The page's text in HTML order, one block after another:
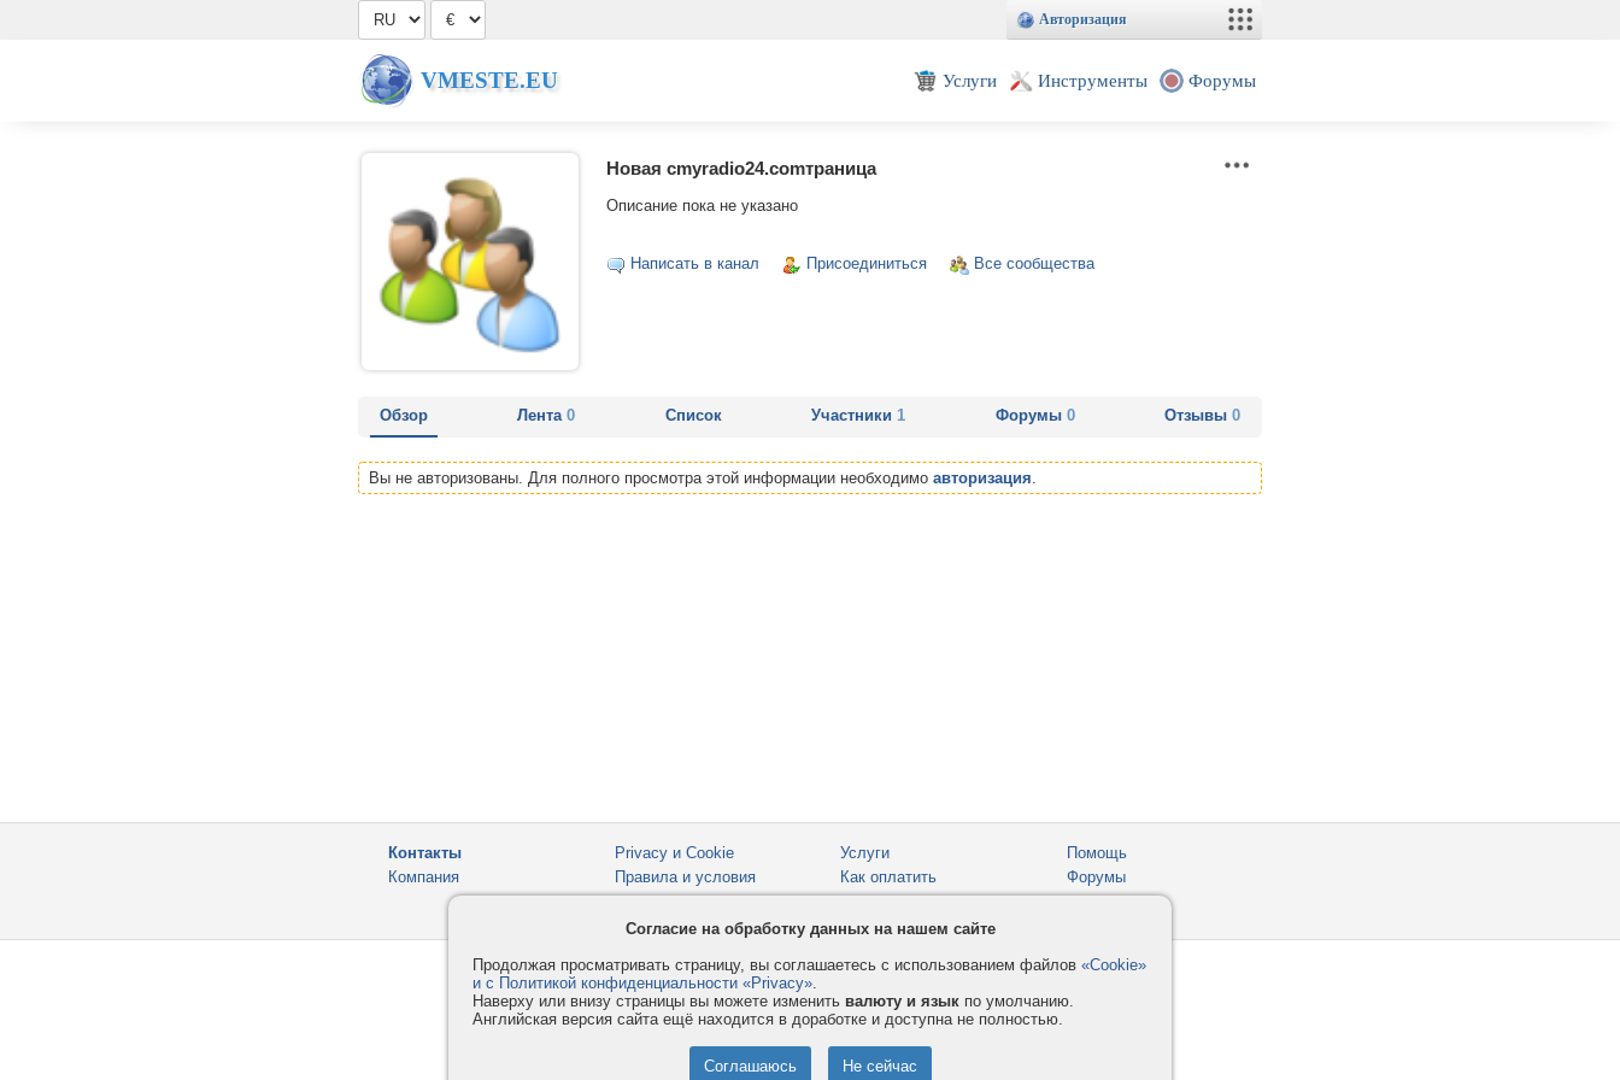
Авторизация
VMESTE.EU Услуги Инструменты Форумы
Новая сmyradio24.comтраница
Описание пока не указано
Написать в канал Присоединиться Все сообщества
Обзор Лента0 Список Участники1 Форумы 0 Отзывы 0
Вы не авторизованы. Для полного просмотра этой информации необходимо авторизация.
Контакты
Компания
Privacy и Cookie
Правила и условия
Услуги
Как оплатить
Помощь
Форумы
Согласие на обработку данных на нашем сайте
Продолжая просматривать страницу, вы соглашаетесь с использованием файлов «Cookie»
и с Политикой конфиденциальности «Privacy».
Наверху или внизу страницы вы можете изменить валюту и язык по умолчанию.
Английская версия сайта ещё находится в доработке и доступна не полностью.